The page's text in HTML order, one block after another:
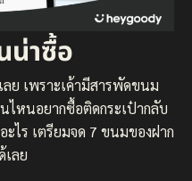
าซื้อ
ย เพราะเค้ามีสารพัดขนม
หนอยากซื้อติดกระเป๋ากลับ
ไร เตรียมจด 7 ขนมของฝาก
ลย